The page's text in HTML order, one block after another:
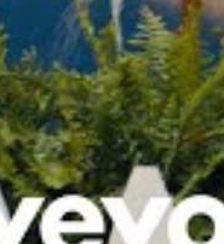
Articles similaires